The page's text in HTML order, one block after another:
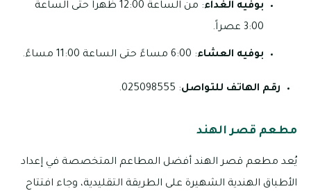
بوفيه الغداء
: من الساعة 12:00 ظهراً حتى الساعة
3:00 عصراً.
بوفيه العشاء: 6:00 مساءً حتى الساعة 11:00 مساءً.
رقم الهاتف للتواصل: 025098555.
مطعم قصر الهند
يُعد مطعم قصر الهند أفضل المطاعم المتخصصة في إعداد
الأطباق الهندية الشهيرة على الطريقة التقليدية، وجاء افتتاح